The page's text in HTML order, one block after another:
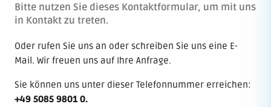
Bitte nutzen Sie dieses Kontaktformular, um mit uns
in Kontakt zu treten.
Oder rufen Sie uns an oder schreiben Sie uns eine E-
Mail. Wir freuen uns auf Ihre Anfrage.
Sie können uns unter dieser Telefonnummer erreichen:
+49 5085 9801 0.